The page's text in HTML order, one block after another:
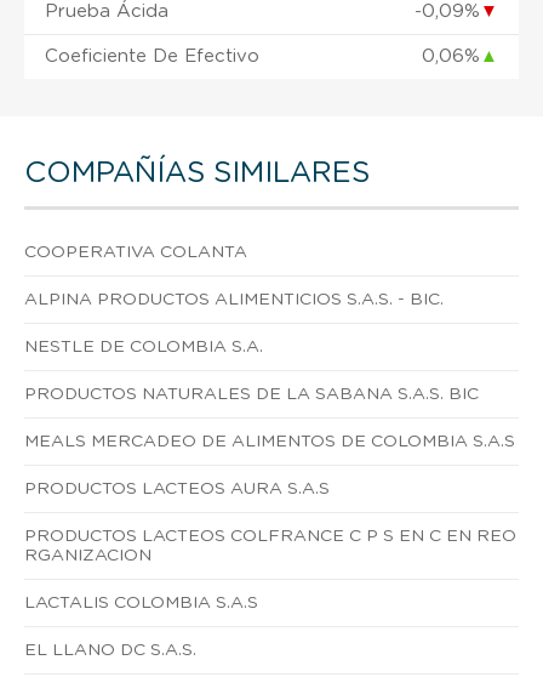
Prueba Ácida -0,09% ▼
Coeficiente De Efectivo 0,06% ▲
COMPAÑÍAS SIMILARES
COOPERATIVA COLANTA
ALPINA PRODUCTOS ALIMENTICIOS S.A.S. - BIC.
NESTLE DE COLOMBIA S.A.
PRODUCTOS NATURALES DE LA SABANA S.A.S. BIC
MEALS MERCADEO DE ALIMENTOS DE COLOMBIA S.A.S
PRODUCTOS LACTEOS AURA S.A.S
PRODUCTOS LACTEOS COLFRANCE C P S EN C EN REO
RGANIZACION
LACTALIS COLOMBIA S.A.S
EL LLANO DC S.A.S.